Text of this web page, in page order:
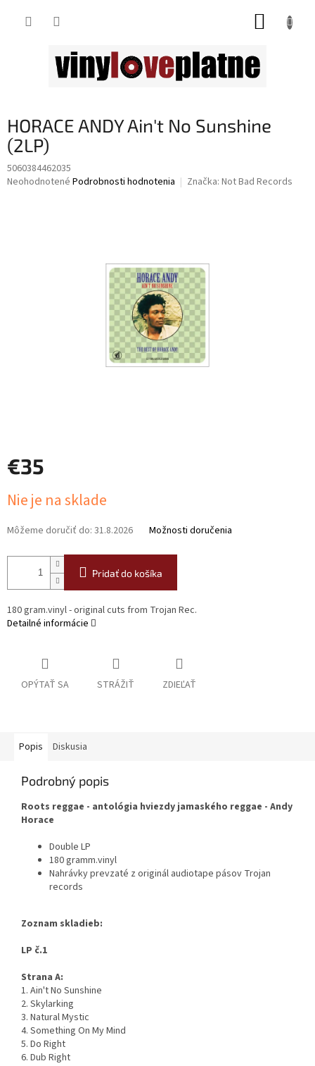
HORACE ANDY Ain't No Sunshine
(2LP)
5060384462035
Priemerné
Neohodnotené Podrobnosti hodnotenia Značka: Not Bad Records
€35
cena:
Nie je na sklade
Môžeme doručiť do: 31.8.2026 Možnosti doručenia
Pridať do košíka
180 gram.vinyl - original cuts from Trojan Rec.
Detailné informácie
OPÝTAŤ SA STRÁŽIŤ ZDIEĽAŤ
Popis Diskusia
Podrobný popis
Roots reggae - antológia hviezdy jamaského reggae - Andy
Horace
Double LP
180 gramm.vinyl
Nahrávky prevzaté z originál audiotape pásov Trojan
records
Zoznam skladieb:
LP č.1
Strana A:
1. Ain't No Sunshine
2. Skylarking
3. Natural Mystic
4. Something On My Mind
5. Do Right
6. Dub Right